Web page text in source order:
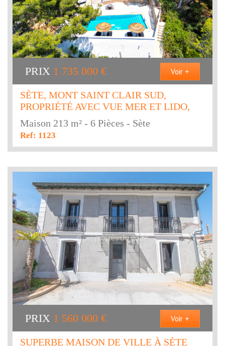
PRIX 1 735 000 € Voir +
SÈTE, MONT SAINT CLAIR SUD,
PROPRIÉTÉ AVEC VUE MER ET LIDO,
Maison 213 m² - 6 Pièces - Sète
Ref: 1123
PRIX 1 560 000 € Voir +
SUPERBE MAISON DE VILLE À SÈTE